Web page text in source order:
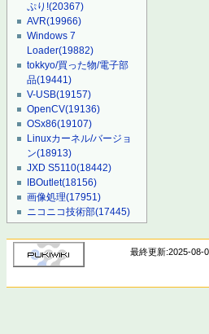
ぷり!(20367)
AVR(19966)
Windows 7
Loader(19882)
tokkyo/買った物/電子部
品(19441)
V-USB(19157)
OpenCV(19136)
OSx86(19107)
Linuxカーネル/バージョ
ン(18913)
JXD S5110(18442)
IBOutlet(18156)
画像処理(17951)
ニコニコ技術部(17445)
最終更新:2025-08-